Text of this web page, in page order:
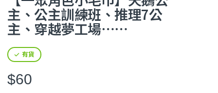
主、公主訓練班、推理7公
主、穿越夢工場⋯⋯
有貨
$60